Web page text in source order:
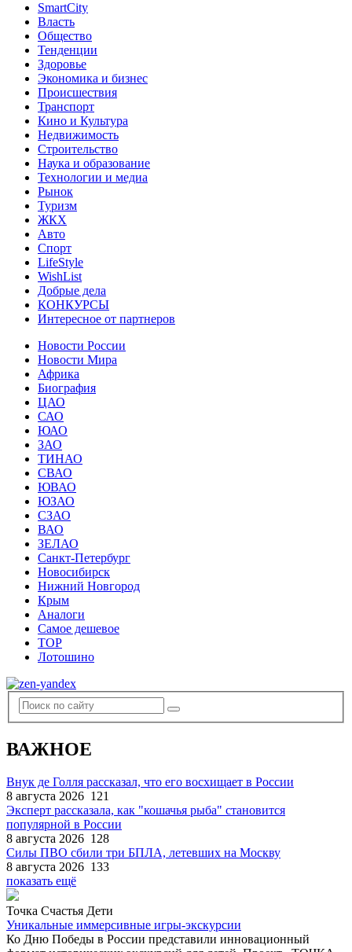
SmartCity
Власть
Общество
Тенденции
Здоровье
Экономика и бизнес
Происшествия
Транспорт
Кино и Культура
Недвижимость
Строительство
Наука и образование
Технологии и медиа
Рынок
Туризм
ЖКХ
Авто
Спорт
LifeStyle
WishList
Добрые дела
КОНКУРСЫ
Интересное от партнеров
Новости России
Новости Мира
Африка
Биография
ЦАО
САО
ЮАО
ЗАО
ТИНАО
СВАО
ЮВАО
ЮЗАО
СЗАО
ВАО
ЗЕЛАО
Санкт-Петербург
Новосибирск
Нижний Новгород
Крым
Аналоги
Самое дешевое
TOP
Лотошино
ВАЖНОЕ
Внук де Голля рассказал, что его восхищает в России
8 августа 2026 121
Эксперт рассказала, как "кошачья рыба" становится
популярной в России
8 августа 2026 128
Силы ПВО сбили три БПЛА, летевших на Москву
8 августа 2026 133
показать ещё
Точка Счастья Дети
Уникальные иммерсивные игры-экскурсии
Ко Дню Победы в России представили инновационный